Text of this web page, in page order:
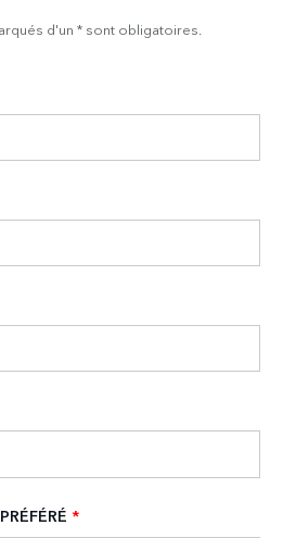
d'un * sont obligatoires.
*